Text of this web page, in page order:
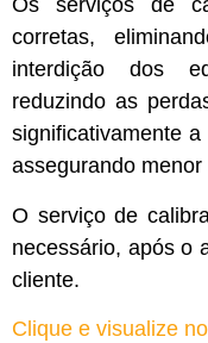
Os serviços de
corretas,
interdição dos
reduzindo as
significativamente
assegurando
O serviço de
necessário, após o
cliente.
Clique e visualize